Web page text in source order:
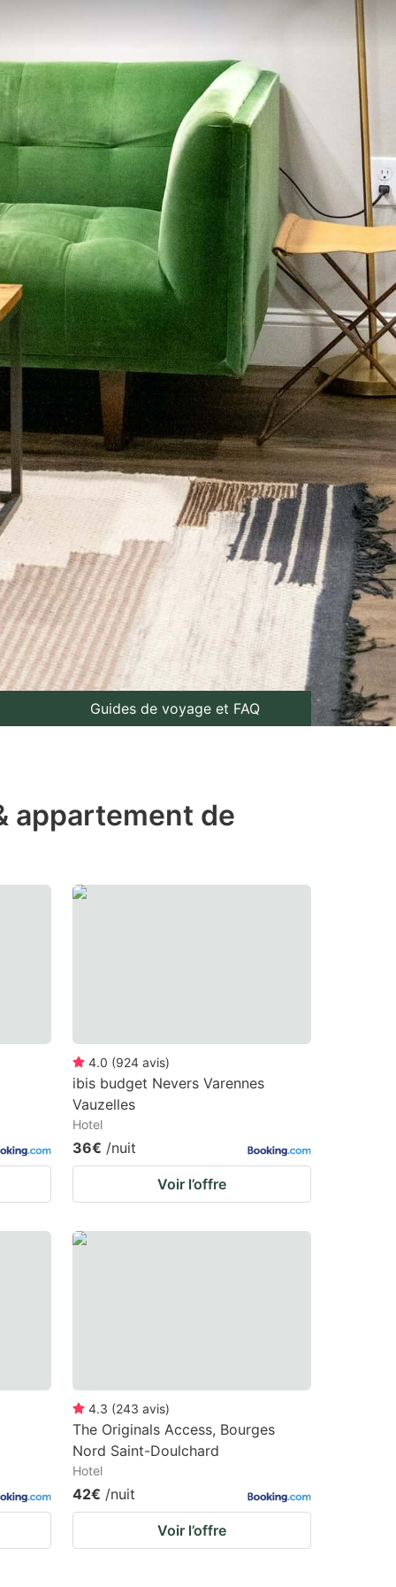
Guides de voyage et FAQ
appartement de
4.0 (924 avis)
ibis budget Nevers Varennes
Vauzelles
Hotel
36€ /nuit
Voir l’offre
4.3 (243 avis)
The Originals Access, Bourges
Nord Saint-Doulchard
Hotel
42€ /nuit
Voir l’offre